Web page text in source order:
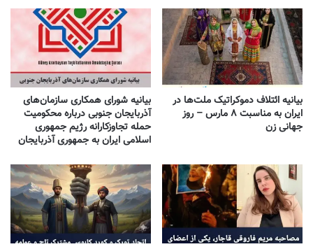
بیانیه ائتلاف دموکراتیک ملت‌ها در
ایران به مناسبت ۸ مارس – روز
جهانی زن
بیانیه شورای همکاری سازمان‌های
آذربایجان جنوبی درباره محکومیت
حمله تجاوزکارانه رژیم جمهوری
اسلامی ایران به جمهوری آذربایجان